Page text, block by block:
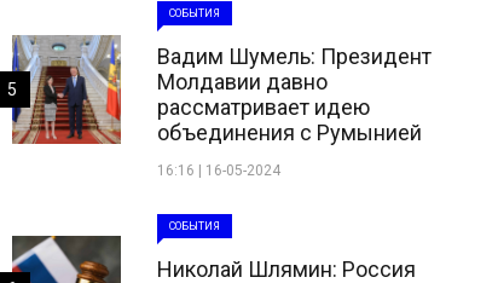
СОБЫТИЯ
Вадим Шумель: Президент
Молдавии давно
рассматривает идею
объединения с Румынией
16:16 | 16-05-2024
5
СОБЫТИЯ
Николай Шлямин: Россия